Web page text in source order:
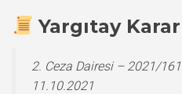
Yargıtay
2. Ceza Dairesi – 2021/
11.10.2021